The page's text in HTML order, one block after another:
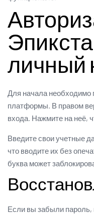
личный
Для начала необходимо
платформы. В правом
входа. Нажмите на неё,
Введите свои учетные
что вводите их без
буква может
Если вы забыли пароль,